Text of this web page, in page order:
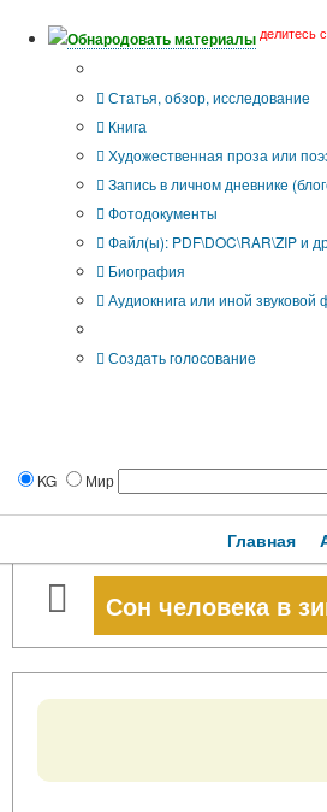
Обнародовать материалы делитесь
Статья, обзор, исследование
Книга
Художественная проза или
Запись в личном дневнике
Фотодокументы
Файл(ы): PDF\DOC\RAR\ZIP и
Биография
Аудиокнига или иной звуковой
Создать голосование
KG Мир
Главная
Сон человека в